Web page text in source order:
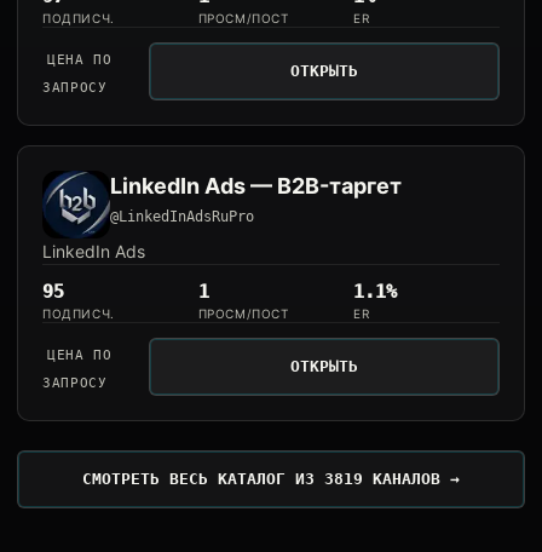
ПОДПИСЧ. ПРОСМ/ПОСТ ER
ЦЕНА ПО
ЗАПРОСУ
ОТКРЫТЬ
LinkedIn Ads — B2B-таргет
@LinkedInAdsRuPro
LinkedIn Ads
95
ПОДПИСЧ.
1
ПРОСМ/ПОСТ
1.1%
ER
ЦЕНА ПО
ЗАПРОСУ
ОТКРЫТЬ
СМОТРЕТЬ ВЕСЬ КАТАЛОГ ИЗ 3819 КАНАЛОВ →